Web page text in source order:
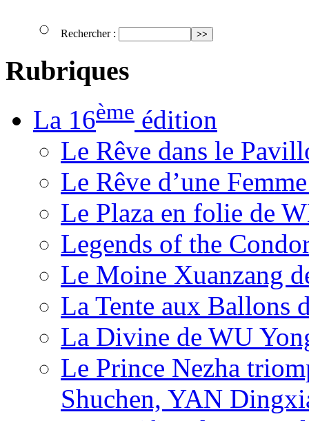
Rechercher :
Rubriques
La 16ème édition
Le Rêve dans le
Le Rêve d’une
Le Plaza en folie de
Legends of the
Le Moine Xuanzang
La Tente aux Ballons
La Divine de WU
Le Prince Nezha
Shuchen, YAN